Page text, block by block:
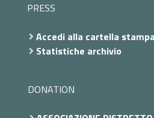
PRESS
Accedi alla cartella stampa
Statistiche archivio
DONATION